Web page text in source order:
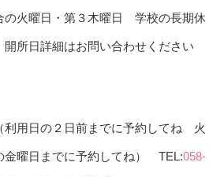
の火曜日・第３木曜日 学校の長期休
所日詳細はお問い合わせください
用日の２日前までに予約してね 火
金曜日までに予約してね） TEL:058-